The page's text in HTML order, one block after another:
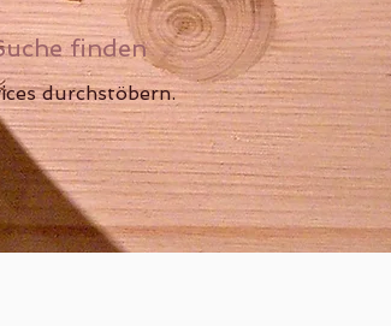
finden
durchstöbern.